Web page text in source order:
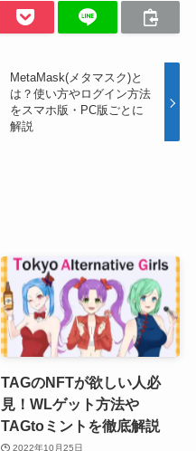
MetaMask(メタマスク)と
は？使い方やログイン方法
をスマホ版・PC版ごとに
解説
TAGのNFTが欲しい人必
見！WLゲット方法や
TAGtoミントを徹底解説
2022年10月25日